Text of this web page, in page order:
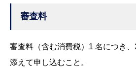
審査料
審査料（含む消費税）1 名につき
添えて申し込むこと。